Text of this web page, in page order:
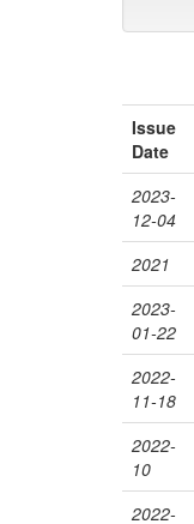
Issue
Date
2023-
12-04
2021
2023-
01-22
2022-
11-18
2022-
10
2022-